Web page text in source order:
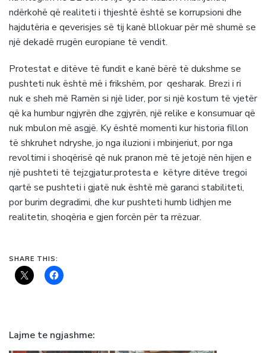
ndërkohë që realiteti i thjeshtë është se korrupsioni dhe
hajdutëria e qeverisjes së tij kanë bllokuar për më shumë se
një dekadë rrugën europiane të vendit.
Protestat e ditëve të fundit e kanë bërë të dukshme se
pushteti nuk është më i frikshëm, por qesharak. Brezi i ri
nuk e sheh më Ramën si një lider, por si një kostum të vjetër
që ka humbur ngjyrën dhe zgjyrën, një relike e konsumuar që
nuk mbulon më asgjë. Ky është momenti kur historia fillon
të shkruhet ndryshe, jo nga iluzioni i mbinjeriut, por nga
revoltimi i shoqërisë që nuk pranon më të jetojë nën hijen e
një pushteti të tejzgjatur.protesta e këtyre ditëve tregoi
qartë se pushteti i gjatë nuk është më garanci stabiliteti,
por burim degradimi, dhe kur pushteti humb lidhjen me
realitetin, shoqëria e gjen forcën për ta rrëzuar.
SHARE THIS:
Lajme te ngjashme